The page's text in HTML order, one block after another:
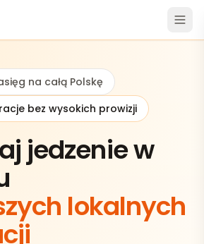
na całą Polskę
bez wysokich prowizji
jedzenie w
lokalnych